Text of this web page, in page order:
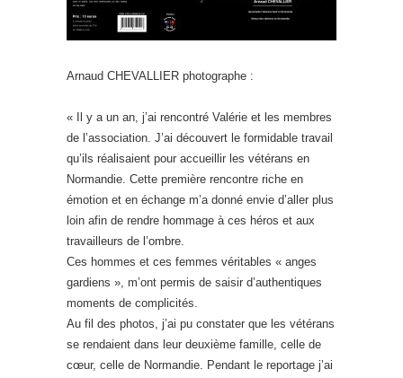
Arnaud CHEVALLIER photographe :
« Il y a un an, j’ai rencontré Valérie et les membres
de l’association. J’ai découvert le formidable travail
qu’ils réalisaient pour accueillir les vétérans en
Normandie. Cette première rencontre riche en
émotion et en échange m’a donné envie d’aller plus
loin afin de rendre hommage à ces héros et aux
travailleurs de l’ombre.
Ces hommes et ces femmes véritables « anges
gardiens », m’ont permis de saisir d’authentiques
moments de complicités.
Au fil des photos, j’ai pu constater que les vétérans
se rendaient dans leur deuxième famille, celle de
cœur, celle de Normandie. Pendant le reportage j’ai